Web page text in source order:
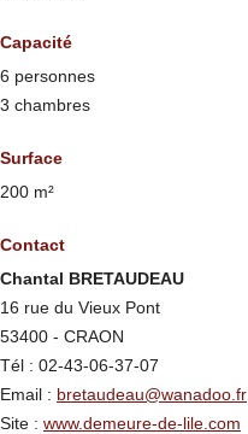
Capacité
6 personnes
3 chambres
Surface
200 m²
Contact
Chantal BRETAUDEAU
16 rue du Vieux Pont
53400 - CRAON
Tél : 02-43-06-37-07
Email : bretaudeau@wanadoo.fr
Site : www.demeure-de-lile.com